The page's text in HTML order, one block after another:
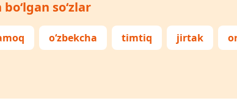
so‘zlar
o‘zbekcha timtiq jirtak